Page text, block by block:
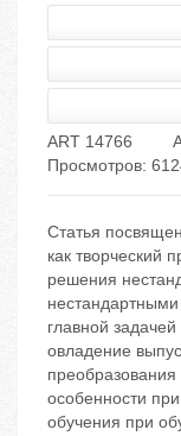
ART 14766
Просмотров:
Статья
как творческий
решения
главной
овладение
особенности
обучения при